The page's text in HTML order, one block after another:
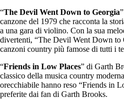
“The Devil Went Down to Georgia
canzone del 1979 che racconta la
a una gara di violino. Con la sua
divertenti, “The Devil Went Down to
canzoni country più famose di tutti i
“Friends in Low Places” di Garth
classico della musica country
orecchiabile hanno reso “Friends in
preferite dai fan di Garth Brooks.